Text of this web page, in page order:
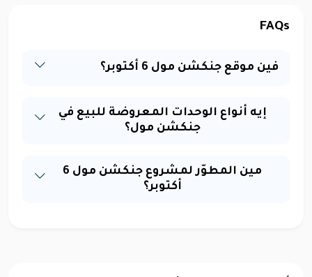
FAQs
فين موقع جنكشن مول 6 أكتوبر؟
إيه أنواع الوحدات المعروضة للبيع في
جنكشن مول؟
مين المطوّر لمشروع جنكشن مول 6
أكتوبر؟